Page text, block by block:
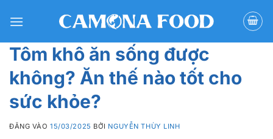
qua
dungTôm khô ăn sống được
không? Ăn thế nào tốt cho
sức khỏe?
ĐĂNG VÀO15/03/2025 BỞI NGUYỄN THÙY LINH